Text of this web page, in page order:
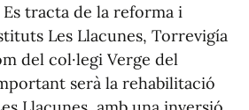
tracta de la reforma i
Les Llacunes, Torrevigía
del col·legi Verge del
serà la rehabilitació